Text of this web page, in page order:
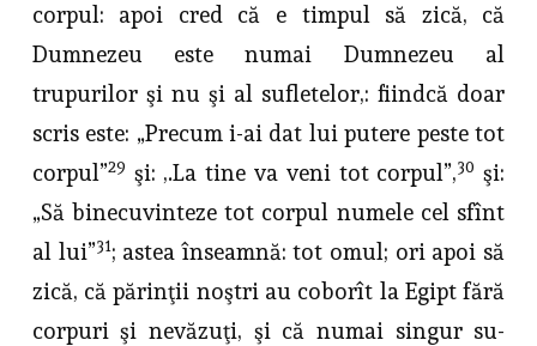
corpul: apoi cred că e timpul să zică, că
Dumnezeu este numai Dumnezeu al
trupurilor şi nu şi al sufletelor,: fiindcă doar
scris este: „Precum i-ai dat lui putere peste tot
corpul”29 şi: ,.La tine va veni tot corpul”,30 şi:
„Să binecuvinteze tot corpul numele cel sfînt
al lui”31; astea înseamnă: tot omul; ori apoi să
zică, că părinţii noştri au coborît la Egipt fără
corpuri şi nevăzuţi, şi că numai singur su­